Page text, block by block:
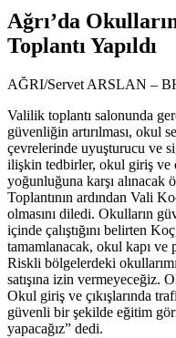
Ağrı’da
Toplantı Yapıldı
AĞRI/Servet ARSLAN –
Valilik toplantı salonunda
güvenliğin artırılması, okul
çevrelerinde uyuşturucu ve
ilişkin tedbirler, okul giriş ve
yoğunluğuna karşı alınacak
Toplantının ardından Vali
olmasını diledi. Okulların
içinde çalıştığını belirten
tamamlanacak, okul kapı
Riskli bölgelerdeki
satışına izin vermeyeceğiz.
Okul giriş ve çıkışlarında
güvenli bir şekilde eğitim
yapacağız” dedi.